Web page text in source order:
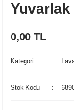
0,00 TL
Kategori
Stok Kodu